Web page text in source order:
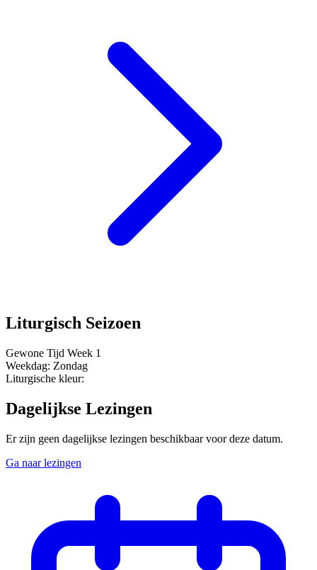
Liturgisch Seizoen
Gewone Tijd Week 1
Weekdag: Zondag
Liturgische kleur:
Dagelijkse Lezingen
Er zijn geen dagelijkse lezingen beschikbaar voor deze datum.
Ga naar lezingen